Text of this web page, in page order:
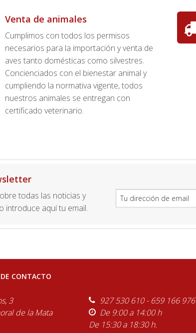
Venta de animales
Cumplimos con todos los permisos
necesarios para la importación y venta de
aves tanto domésticas como silvestres.
Concienciados con el bienestar animal y
cumpliendo la normativa vigente, todos
nuestros animales se entregan con
certificado veterinario.
todas las noticias y
introduce aquí tu email.
CONTACTO
3
de la Mata
927 530 610 - 659 166 976
De 9:00 a 14:00 h
De 15:30 a 18:30 h.